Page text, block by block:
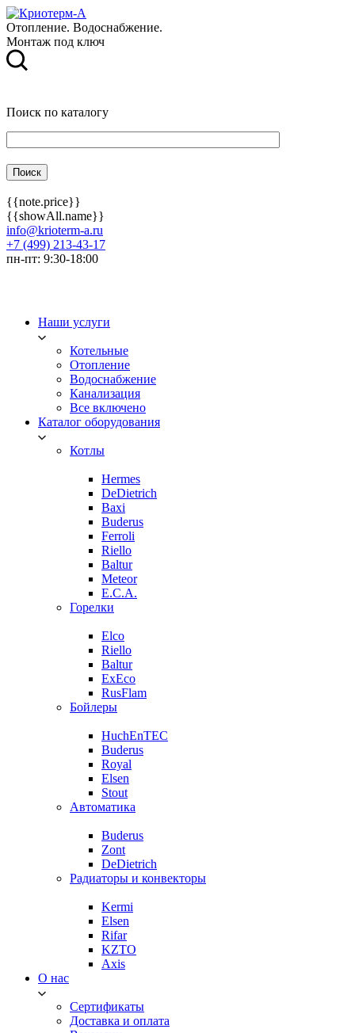
Отопление. Водоснабжение.
Монтаж под ключ
Поиск по каталогу
{{note.price}}
{{showAll.name}}
info@krioterm-a.ru
+7 (499) 213-43-17
пн-пт: 9:30-18:00
Наши услуги
Котельные
Отопление
Водоснабжение
Канализация
Все включено
Каталог оборудования
Котлы
Hermes
DeDietrich
Baxi
Buderus
Ferroli
Riello
Baltur
Meteor
E.C.A.
Горелки
Elco
Riello
Baltur
ExEco
RusFlam
Бойлеры
HuchEnTEC
Buderus
Royal
Elsen
Stout
Автоматика
Buderus
Zont
DeDietrich
Радиаторы и конвекторы
Kermi
Elsen
Rifar
KZTO
Axis
О нас
Сертификаты
Доставка и оплата